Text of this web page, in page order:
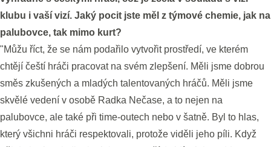
klubu i vaší vizí. Jaký pocit jste měl z týmové chemie, jak na
palubovce, tak mimo kurt?
"Můžu říct, že se nám podařilo vytvořit prostředí, ve kterém
chtějí čeští hráči pracovat na svém zlepšení. Měli jsme dobrou
směs zkušených a mladých talentovaných hráčů. Měli jsme
skvělé vedení v osobě Radka Nečase, a to nejen na
palubovce, ale také při time-outech nebo v šatně. Byl to hlas,
který všichni hráči respektovali, protože viděli jeho píli. Když